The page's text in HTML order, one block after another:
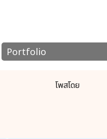
Portfolio
โพสโดย